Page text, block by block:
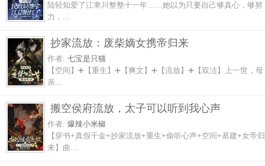
陆轻知爱了江聿川整整十一年……她以为只要自己够真心，够努
力，...
抄家流放：废柴嫡女携帝归来
作者: 七宝是只猫
【空间】➕【重生】➕【爽文】➕【流放】➕【双洁】上一世，母
亲...
搬空侯府流放，太子可以听到我心声
作者: 爆辣小米椒
【穿书+真假千金+抄家流放+重生+偷听心声+空间+基建+女帝归
来】曲...